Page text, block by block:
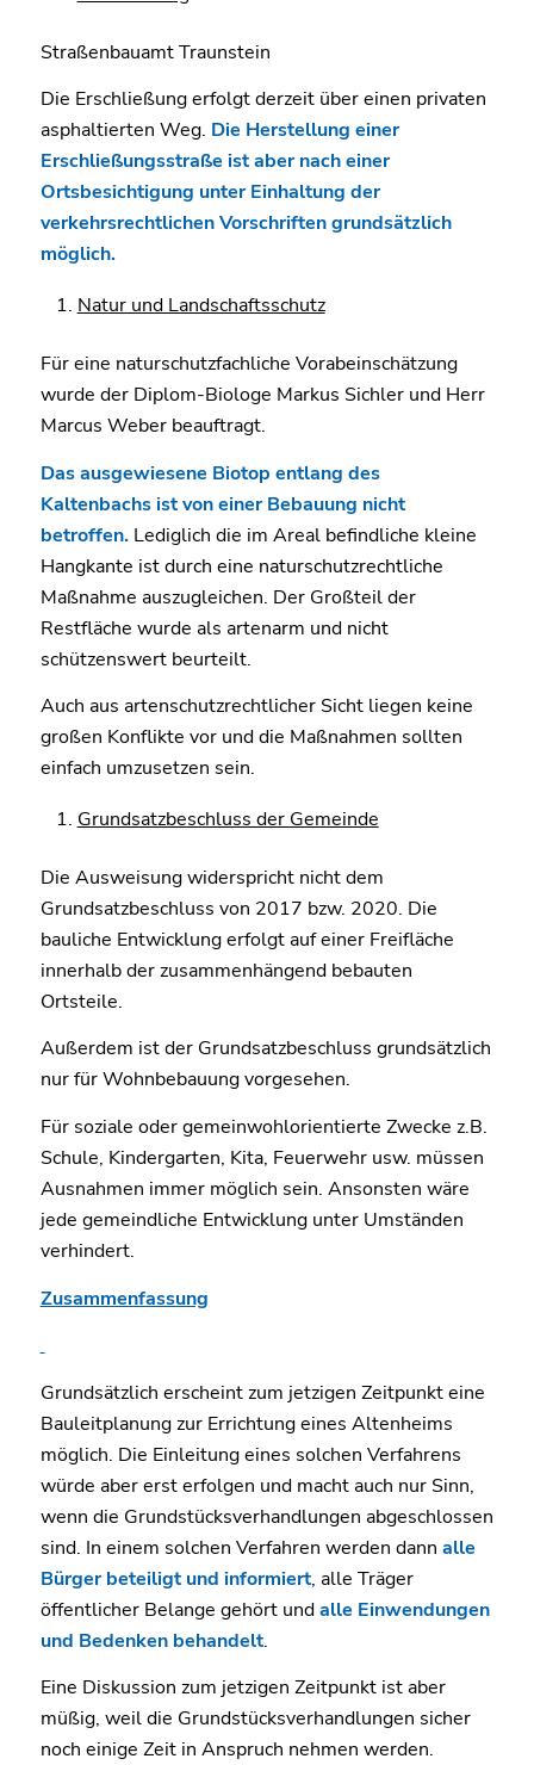
Straßenbauamt Traunstein
Die Erschließung erfolgt derzeit über einen privaten
asphaltierten Weg. Die Herstellung einer
Erschließungsstraße ist aber nach einer
Ortsbesichtigung unter Einhaltung der
verkehrsrechtlichen Vorschriften grundsätzlich
möglich.
Natur und Landschaftsschutz
Für eine naturschutzfachliche Vorabeinschätzung
wurde der Diplom-Biologe Markus Sichler und Herr
Marcus Weber beauftragt.
Das ausgewiesene Biotop entlang des
Kaltenbachs ist von einer Bebauung nicht
betroffen. Lediglich die im Areal befindliche kleine
Hangkante ist durch eine naturschutzrechtliche
Maßnahme auszugleichen. Der Großteil der
Restfläche wurde als artenarm und nicht
schützenswert beurteilt.
Auch aus artenschutzrechtlicher Sicht liegen keine
großen Konflikte vor und die Maßnahmen sollten
einfach umzusetzen sein.
Grundsatzbeschluss der Gemeinde
Die Ausweisung widerspricht nicht dem
Grundsatzbeschluss von 2017 bzw. 2020. Die
bauliche Entwicklung erfolgt auf einer Freifläche
innerhalb der zusammenhängend bebauten
Ortsteile.
Außerdem ist der Grundsatzbeschluss grundsätzlich
nur für Wohnbebauung vorgesehen.
Für soziale oder gemeinwohlorientierte Zwecke z.B.
Schule, Kindergarten, Kita, Feuerwehr usw. müssen
Ausnahmen immer möglich sein. Ansonsten wäre
jede gemeindliche Entwicklung unter Umständen
verhindert.
Zusammenfassung
Grundsätzlich erscheint zum jetzigen Zeitpunkt eine
Bauleitplanung zur Errichtung eines Altenheims
möglich. Die Einleitung eines solchen Verfahrens
würde aber erst erfolgen und macht auch nur Sinn,
wenn die Grundstücksverhandlungen abgeschlossen
sind. In einem solchen Verfahren werden dann alle
Bürger beteiligt und informiert, alle Träger
öffentlicher Belange gehört undalle Einwendungen
und Bedenken behandelt.
Eine Diskussion zum jetzigen Zeitpunkt ist aber
müßig, weil die Grundstücksverhandlungen sicher
noch einige Zeit in Anspruch nehmen werden.